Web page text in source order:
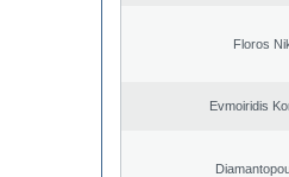
Floros
Evmoiridis